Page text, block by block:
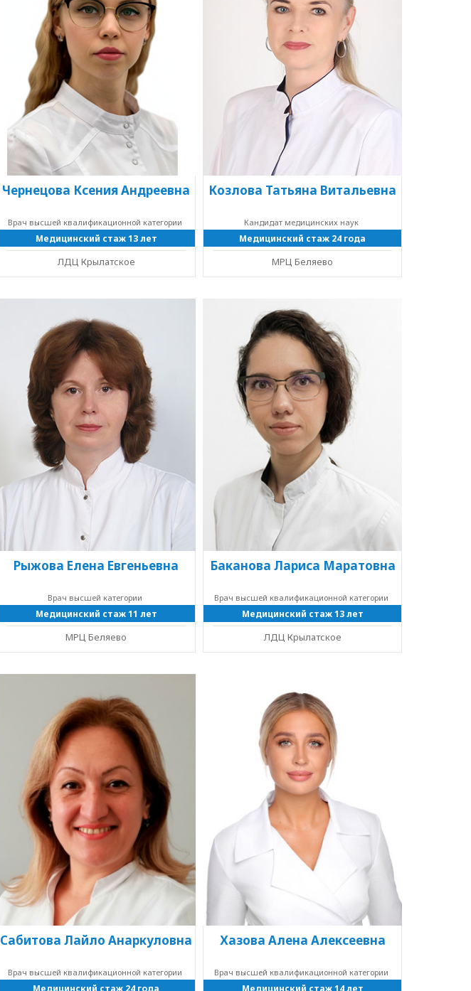
Чернецова Ксения Андреевна
Врач высшей квалификационной категории
Медицинский стаж 13 лет
ЛДЦ Крылатское
Козлова Татьяна Витальевна
Кандидат медицинских наук
Медицинский стаж 24 года
МРЦ Беляево
Рыжова Елена Евгеньевна
Врач высшей категории
Медицинский стаж 11 лет
МРЦ Беляево
Баканова Лариса Маратовна
Врач высшей квалификационной категории
Медицинский стаж 13 лет
ЛДЦ Крылатское
Сабитова Лайло Анаркуловна
Врач высшей квалификационной категории
Хазова Алена Алексеевна
Врач высшей квалификационной категории